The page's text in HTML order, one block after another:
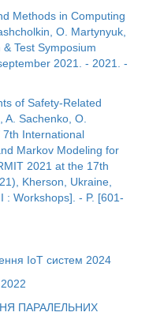
Methods in Computing
O. Martynyuk,
Test Symposium
2021. - 2021. -
of Safety-Related
A. Sachenko, O.
International
Markov Modeling for
2021 at the 17th
Kherson, Ukraine,
: Workshops]. - P. [601-
IoT систем 2024
2022
ПАРАЛЕЛЬНИХ